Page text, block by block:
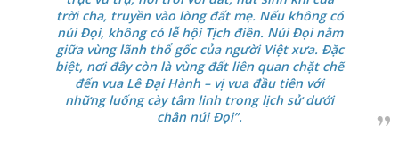
trời cha, truyền vào lòng đất mẹ. Nếu không có
núi Đọi, không có lễ hội Tịch điền. Núi Đọi nằm
giữa vùng lãnh thổ gốc của người Việt xưa. Đặc
biệt, nơi đây còn là vùng đất liên quan chặt chẽ
đến vua Lê Đại Hành – vị vua đầu tiên với
những luống cày tâm linh trong lịch sử dưới
chân núi Đọi”.